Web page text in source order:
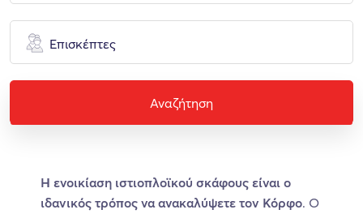
Επισκέπτες
Αναζήτηση
H ενοικίαση ιστιοπλοϊκού σκάφους είναι ο
ιδανικός τρόπος να ανακαλύψετε τον Κόρφο. Ο